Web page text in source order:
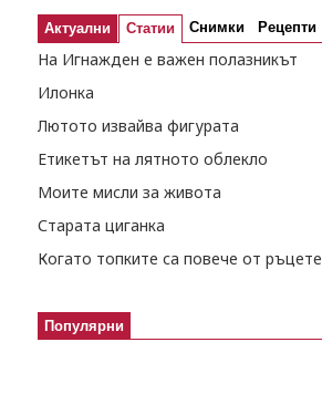
Актуални Статии Снимки Рецепти
На Игнажден е важен полазникът
Илонка
Лютото извайва фигурата
Етикетът на лятното облекло
Моите мисли за живота
Старата циганка
Когато топките са повече от ръцете
Популярни